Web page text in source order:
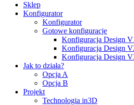
Sklep
Konfigurator
Konfigurator
Gotowe konfiguracje
Konfiguracja Design
Konfiguracja Design
Konfiguracja Design
Jak to działa?
Opcja A
Opcja B
Projekt
Technologia in3D